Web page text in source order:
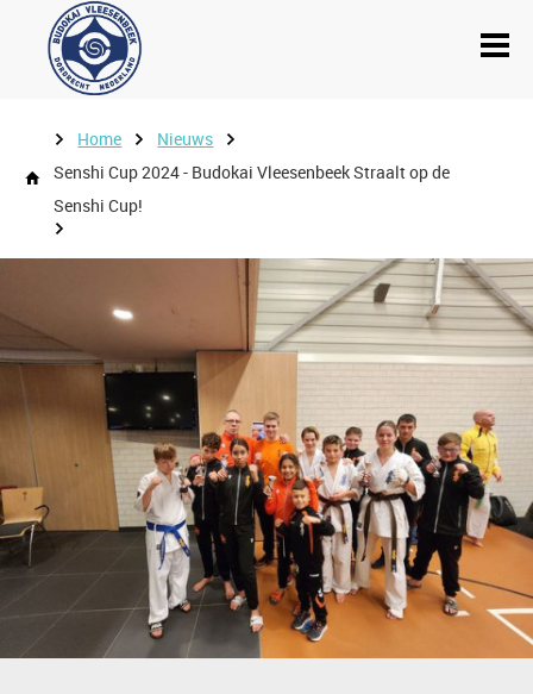
Home
Nieuws
Senshi Cup 2024 - Budokai Vleesenbeek Straalt op de
Senshi Cup!